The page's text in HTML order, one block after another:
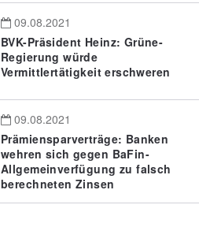
09.08.2021
BVK-Präsident Heinz: Grüne-
Regierung würde
Vermittlertätigkeit erschweren
09.08.2021
Prämiensparverträge: Banken
wehren sich gegen BaFin-
Allgemeinverfügung zu falsch
berechneten Zinsen